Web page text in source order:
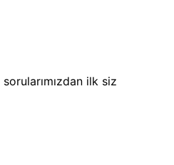
ilk siz